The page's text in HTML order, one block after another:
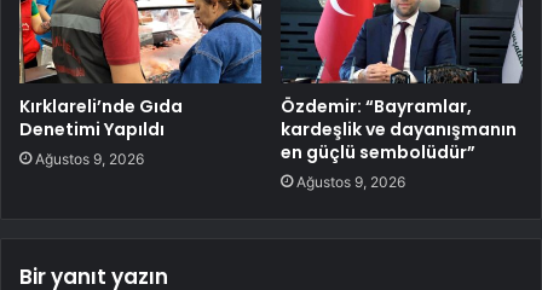
Kırklareli’nde Gıda
Denetimi Yapıldı
Ağustos 9, 2026
Özdemir: “Bayramlar,
kardeşlik ve dayanışmanın
en güçlü sembolüdür”
Ağustos 9, 2026
Bir yanıt yazın